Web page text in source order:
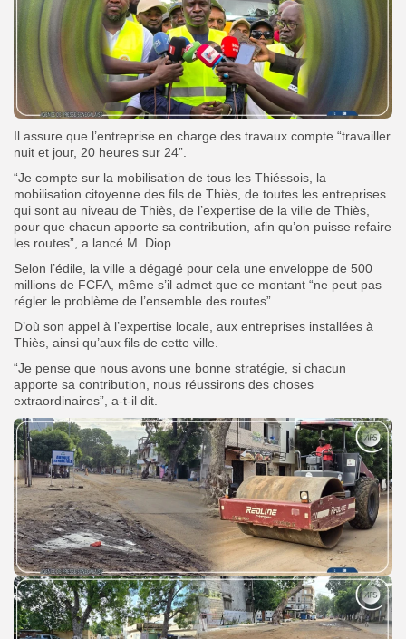
Il assure que l’entreprise en charge des travaux compte “travailler
nuit et jour, 20 heures sur 24”.
“Je compte sur la mobilisation de tous les Thiéssois, la
mobilisation citoyenne des fils de Thiès, de toutes les entreprises
qui sont au niveau de Thiès, de l’expertise de la ville de Thiès,
pour que chacun apporte sa contribution, afin qu’on puisse refaire
les routes”, a lancé M. Diop.
Selon l’édile, la ville a dégagé pour cela une enveloppe de 500
millions de FCFA, même s’il admet que ce montant “ne peut pas
régler le problème de l’ensemble des routes”.
D’où son appel à l’expertise locale, aux entreprises installées à
Thiès, ainsi qu’aux fils de cette ville.
“Je pense que nous avons une bonne stratégie, si chacun
apporte sa contribution, nous réussirons des choses
extraordinaires”, a-t-il dit.